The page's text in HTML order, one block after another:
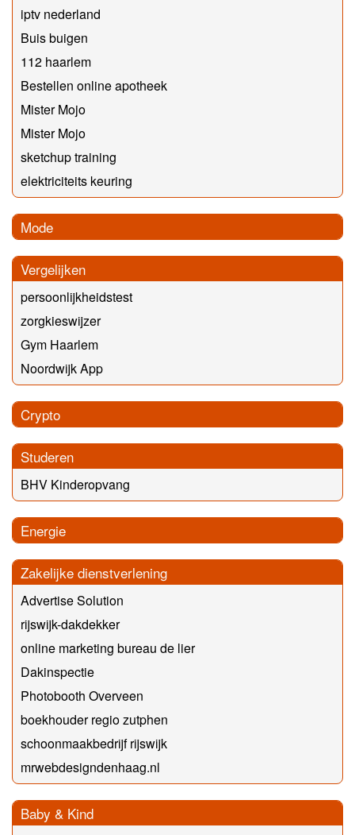
iptv nederland
Buis buigen
112 haarlem
Bestellen online apotheek
Mister Mojo
Mister Mojo
sketchup training
elektriciteits keuring
Mode
Vergelijken
persoonlijkheidstest
zorgkieswijzer
Gym Haarlem
Noordwijk App
Crypto
Studeren
BHV Kinderopvang
Energie
Zakelijke dienstverlening
Advertise Solution
rijswijk-dakdekker
online marketing bureau de lier
Dakinspectie
Photobooth Overveen
boekhouder regio zutphen
schoonmaakbedrijf rijswijk
mrwebdesigndenhaag.nl
Baby & Kind